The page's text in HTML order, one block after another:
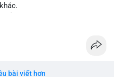
hưởng đến dòng vốn và
diễn biến thị trường và các
bài viết hơn